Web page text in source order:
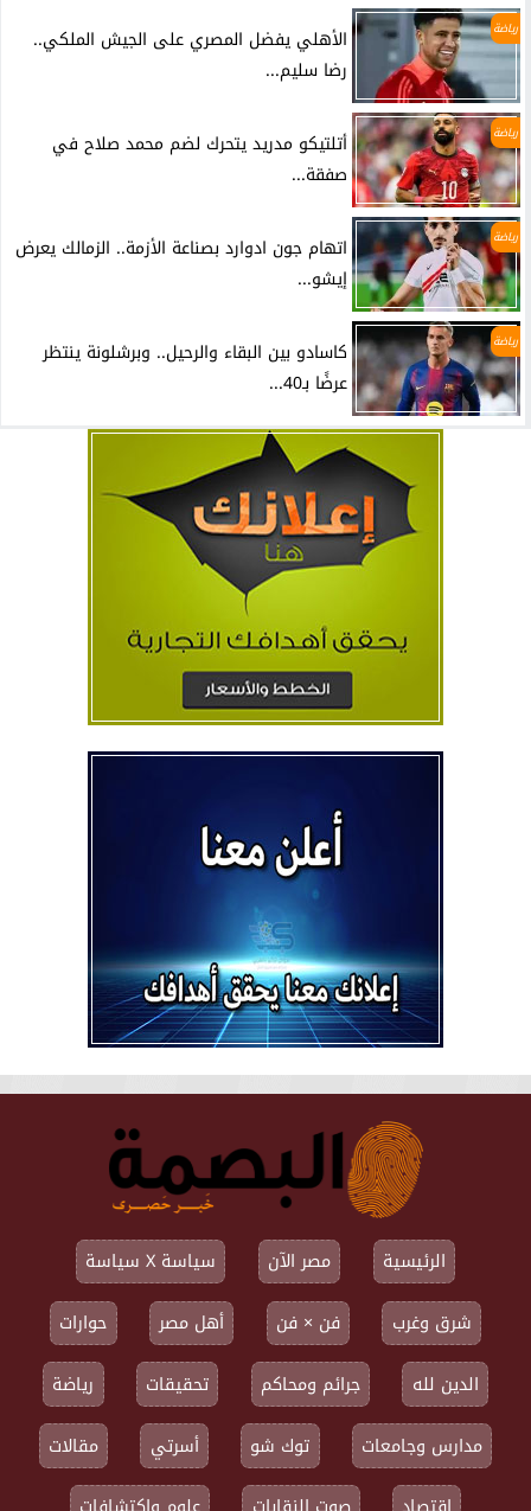
رياضة
الأهلي يفضل المصري على الجيش الملكي..
رضا سليم...
رياضة
أتلتيكو مدريد يتحرك لضم محمد صلاح في
صفقة...
رياضة
اتهام جون ادوارد بصناعة الأزمة.. الزمالك يعرض
إيشو...
رياضة
كاسادو بين البقاء والرحيل.. وبرشلونة ينتظر
عرضًا بـ40...
الرئيسية مصر الآن
سياسة X سياسة
شرق وغرب
فن × فن أهل مصر
حوارات
الدين لله
جرائم ومحاكم تحقيقات
رياضة
مدارس وجامعات
توك شو أسرتي
مقالات